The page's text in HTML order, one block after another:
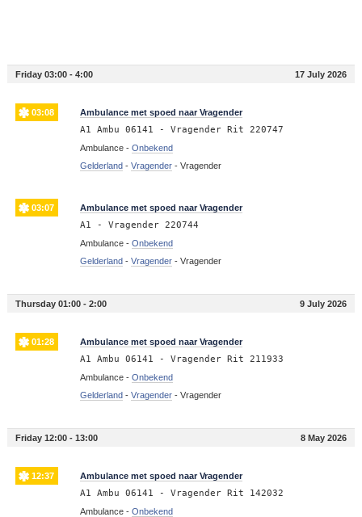
Friday 03:00 - 4:00 17 July 2026
03:08 Ambulance met spoed naar Vragender
A1 Ambu 06141 - Vragender Rit 220747
Ambulance - Onbekend
Gelderland- Vragender- Vragender
03:07 Ambulance met spoed naar Vragender
A1 - Vragender 220744
Ambulance - Onbekend
Gelderland- Vragender- Vragender
Thursday 01:00 - 2:00 9 July 2026
01:28 Ambulance met spoed naar Vragender
A1 Ambu 06141 - Vragender Rit 211933
Ambulance - Onbekend
Gelderland- Vragender- Vragender
Friday 12:00 - 13:00 8 May 2026
12:37 Ambulance met spoed naar Vragender
A1 Ambu 06141 - Vragender Rit 142032
Ambulance - Onbekend